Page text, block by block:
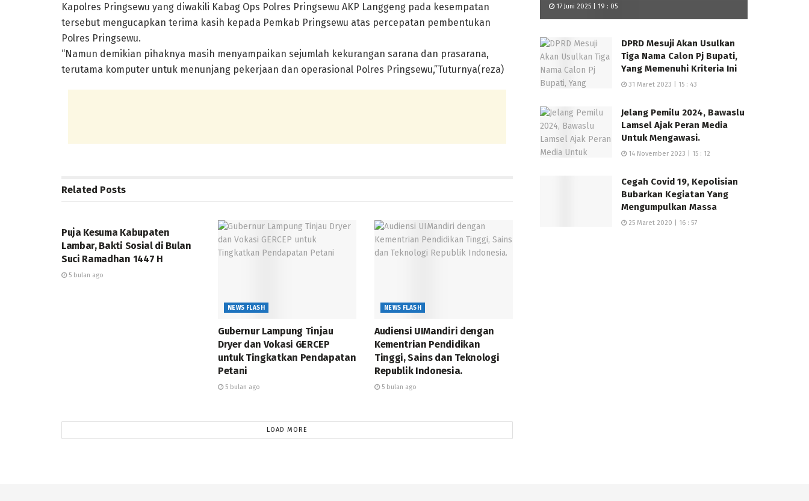
Kapolres Pringsewu yang diwakili Kabag Ops Polres Pringsewu AKP Langgeng pada kesempatan
tersebut mengucapkan terima kasih kepada Pemkab Pringsewu atas percepatan pembentukan
Polres Pringsewu.
“Namun demikian pihaknya masih menyampaikan sejumlah kekurangan sarana dan prasarana,
terutama komputer untuk menunjang pekerjaan dan operasional Polres Pringsewu,”Tuturnya(reza)
Related Posts
Puja Kesuma Kabupaten
Lambar, Bakti Sosial di Bulan
Suci Ramadhan 1447 H
5 bulan ago
NEWS FLASH
Gubernur Lampung Tinjau
Dryer dan Vokasi GERCEP
untuk Tingkatkan Pendapatan
Petani
5 bulan ago
NEWS FLASH
Audiensi UIMandiri dengan
Kementrian Pendidikan
Tinggi, Sains dan Teknologi
Republik Indonesia.
5 bulan ago
LOAD MORE
17 Juni 2025 | 19 : 05
DPRD Mesuji Akan Usulkan
Tiga Nama Calon Pj Bupati,
Yang Memenuhi Kriteria Ini
31 Maret 2023 | 15 : 43
Jelang Pemilu 2024, Bawaslu
Lamsel Ajak Peran Media
Untuk Mengawasi.
14 November 2023 | 15 : 12
Cegah Covid 19, Kepolisian
Bubarkan Kegiatan Yang
Mengumpulkan Massa
25 Maret 2020 | 16 : 57